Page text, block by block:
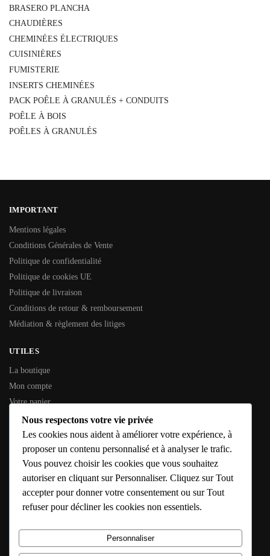
BRASERO PLANCHA
CHAUDIÈRES
CHEMINÉES ÉLECTRIQUES
CUISINIÈRES
FUMISTERIE
INSERTS CHEMINÉES
PACK POÊLE À GRANULÉS + CONDUITS
POÊLE À BOIS
POÊLES À GRANULÉS
IMPORTANT
Mentions légales
Conditions Générales de Vente
Politique de confidentialité
Politique de cookies UE
Politique de livraison
Conditions de retour & remboursement
Médiation & règlement des litiges
UTILES
La boutique
Mon compte
Votre panier
Contactez-nous
INFORMATIONS GÉNÉRALES
SIREN :353 794 936
SIRET :353 794 936 00016
Adresse :10 Rue de l’Étang, 79190 Caunay
E-mail : solutions@confort-chauffage-expert.fr
Lun – Sam : 8h – 18h
Nous respectons votre vie privée
Les cookies nous aident à améliorer votre expérience, à
proposer un contenu personnalisé et à analyser le trafic.
Vous pouvez choisir les cookies que vous souhaitez
autoriser en cliquant sur Personnaliser. Cliquez sur Tout
accepter pour donner votre consentement ou sur Tout
refuser pour décliner les cookies non essentiels.
Personnaliser